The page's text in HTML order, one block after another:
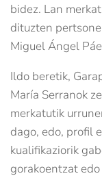
bidez. Lan
dituzten
Miguel Ángel
Ildo beretik,
María Serranok
merkatutik
dago, edo, profil
kualifikaziorik
gorakoentzat